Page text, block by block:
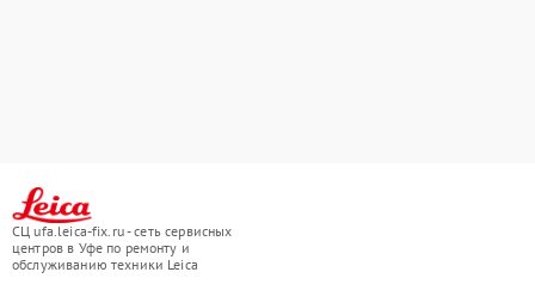
СЦ ufa.leica-fix.ru - сеть сервисных
центров в Уфе по ремонту и
обслуживанию техники Leica